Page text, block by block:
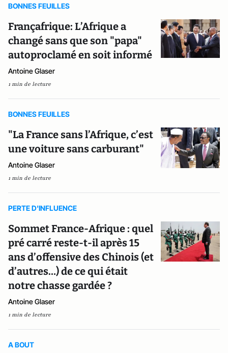
BONNES FEUILLES
Françafrique: L’Afrique a
changé sans que son "papa"
autoproclamé en soit informé
Antoine Glaser
1 min de lecture
BONNES FEUILLES
"La France sans l’Afrique, c’est
une voiture sans carburant"
Antoine Glaser
1 min de lecture
PERTE D'INFLUENCE
Sommet France-Afrique : quel
pré carré reste-t-il après 15
ans d’offensive des Chinois (et
d’autres…) de ce qui était
notre chasse gardée ?
Antoine Glaser
1 min de lecture
A BOUT